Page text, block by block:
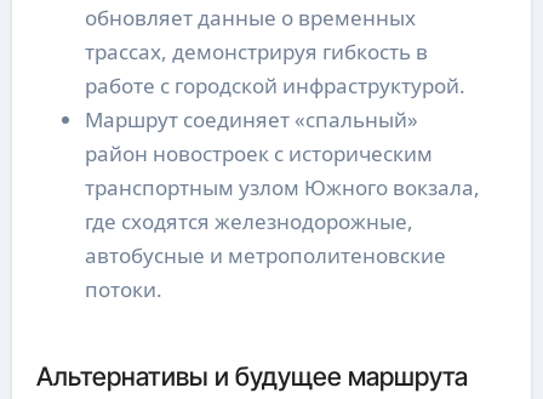
обновляет данные о временных
трассах, демонстрируя гибкость в
работе с городской инфраструктурой.
Маршрут соединяет «спальный»
район новостроек с историческим
транспортным узлом Южного вокзала,
где сходятся железнодорожные,
автобусные и метрополитеновские
потоки.
Альтернативы и будущее маршрута